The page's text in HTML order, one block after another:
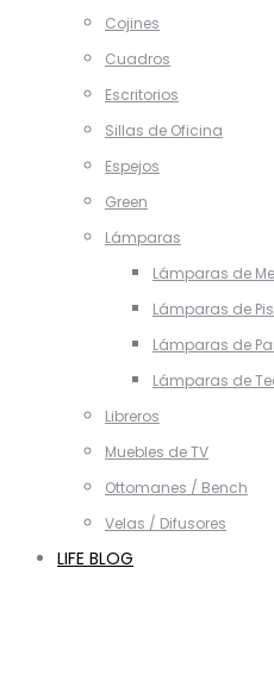
Cojines
Cuadros
Escritorios
Sillas de Oficina
Espejos
Green
Lámparas
Lámparas de
Lámparas de
Lámparas de
Lámparas de
Libreros
Muebles de TV
Ottomanes / Bench
Velas / Difusores
LIFE BLOG